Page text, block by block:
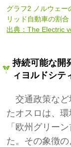
グラフ2 ノルウェー
リッド自動車の割合
出典：The Electric
持続可能な開
ィヨルドシテ
交通政策な
たオスロは、
「欧州グリー
た。その象徴